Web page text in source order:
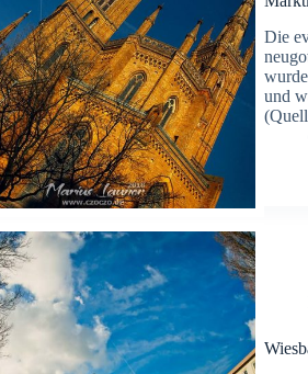
Die
und